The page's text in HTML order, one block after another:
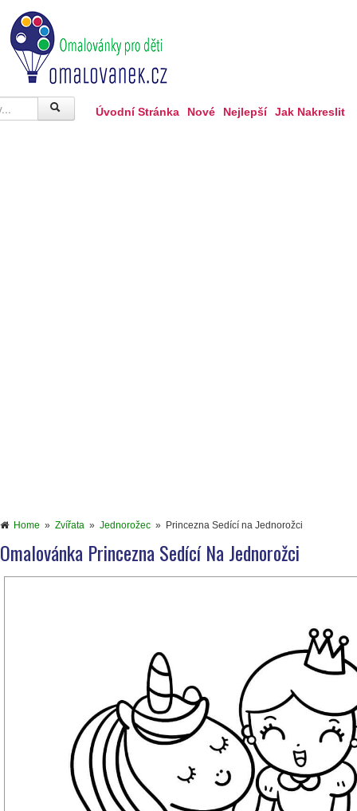
Úvodní Stránka Nové Nejlepší Jak Nakreslit
Home » Zvířata » Jednorožec » Princezna Sedící na Jednorožci
Omalovánka Princezna Sedící Na Jednorožci